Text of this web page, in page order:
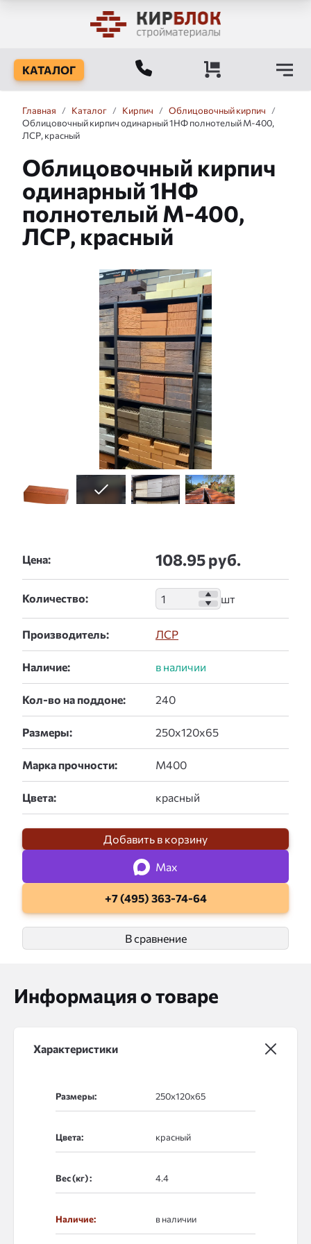
КАТАЛОГ
Главная / Каталог / Кирпич / Облицовочный кирпич
/
Облицовочный кирпич одинарный 1НФ полнотелый М-400,
ЛСР, красный
Облицовочный кирпич
одинарный 1НФ
полнотелый М-400,
ЛСР, красный
Цена: 108.95 руб.
Количество:
Производитель: ЛСР
Наличие:
Кол-во на поддоне:
Размеры:
Марка прочности:
Цвета:
Добавить в корзину
Max
+7 (495) 363-74-64
В сравнение
Информация о товаре
Характеристики
Размеры:
Цвета:
Вес (кг) :
Наличие: в наличии